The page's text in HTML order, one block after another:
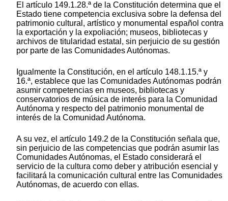
El artículo 149.1.28.ª de la Constitución determina que el
Estado tiene competencia exclusiva sobre la defensa del
patrimonio cultural, artístico y monumental español contra
la exportación y la expoliación; museos, bibliotecas y
archivos de titularidad estatal, sin perjuicio de su gestión
por parte de las Comunidades Autónomas.
Igualmente la Constitución, en el artículo 148.1.15.ª y
16.ª, establece que las Comunidades Autónomas podrán
asumir competencias en museos, bibliotecas y
conservatorios de música de interés para la Comunidad
Autónoma y respecto del patrimonio monumental de
interés de la Comunidad Autónoma.
A su vez, el artículo 149.2 de la Constitución señala que,
sin perjuicio de las competencias que podrán asumir las
Comunidades Autónomas, el Estado considerará el
servicio de la cultura como deber y atribución esencial y
facilitará la comunicación cultural entre las Comunidades
Autónomas, de acuerdo con ellas.